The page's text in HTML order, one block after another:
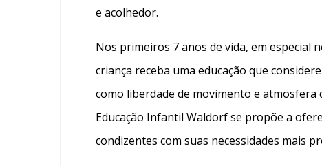
e acolhedor.
Nos primeiros 7 anos de vida, em especial
criança receba uma educação que
como liberdade de movimento e atmosfera
Educação Infantil Waldorf se propõe a
condizentes com suas necessidades mais